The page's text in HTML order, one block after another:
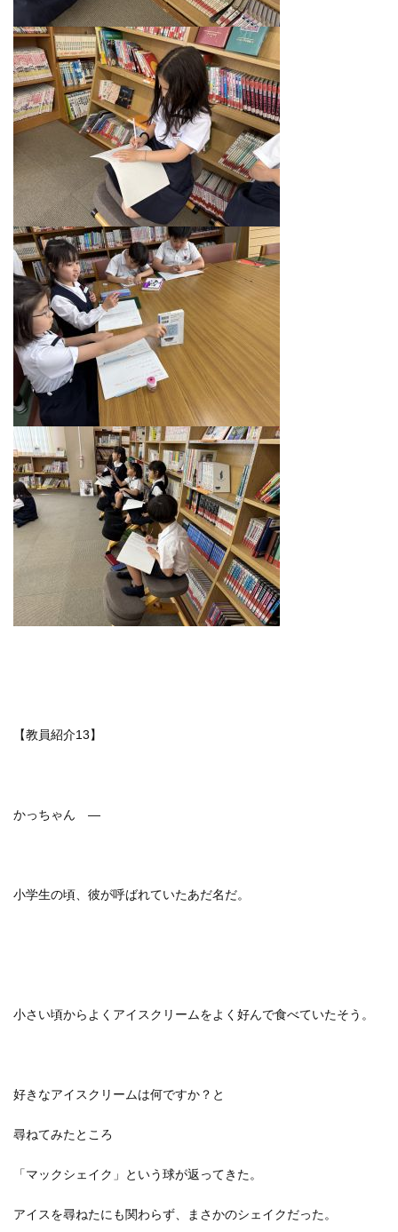
【教員紹介13】
かっちゃん ―
小学生の頃、彼が呼ばれていたあだ名だ。
小さい頃からよくアイスクリームをよく好んで食べていたそう。
好きなアイスクリームは何ですか？と
尋ねてみたところ
「マックシェイク」という球が返ってきた。
アイスを尋ねたにも関わらず、まさかのシェイクだった。